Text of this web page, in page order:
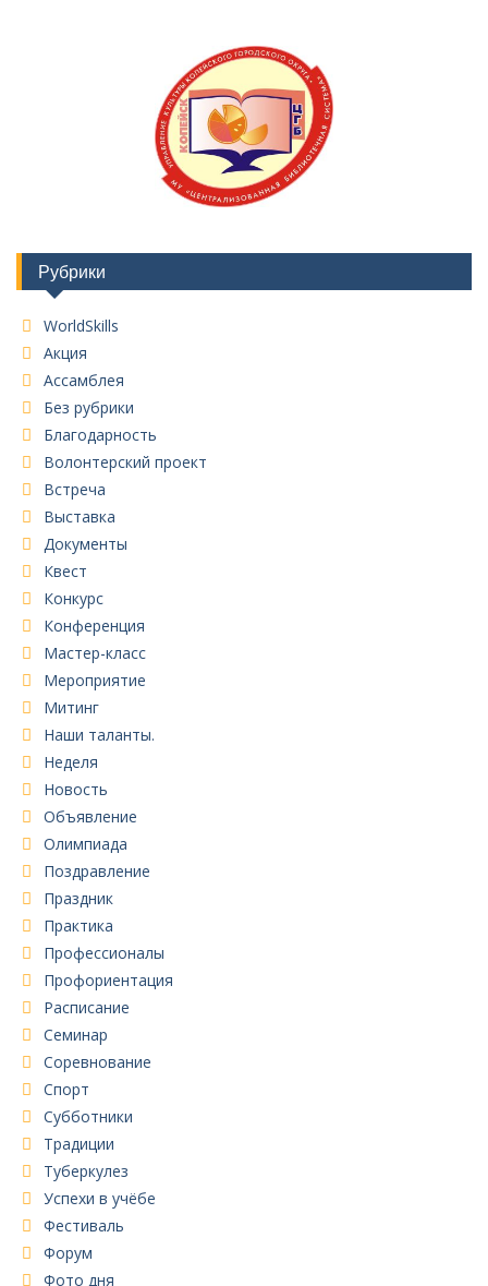
Рубрики
WorldSkills
Акция
Ассамблея
Без рубрики
Благодарность
Волонтерский проект
Встреча
Выставка
Документы
Квест
Конкурс
Конференция
Мастер-класс
Мероприятие
Митинг
Наши таланты.
Неделя
Новость
Объявление
Олимпиада
Поздравление
Праздник
Практика
Профессионалы
Профориентация
Расписание
Семинар
Соревнование
Спорт
Субботники
Традиции
Туберкулез
Успехи в учёбе
Фестиваль
Форум
Фото дня